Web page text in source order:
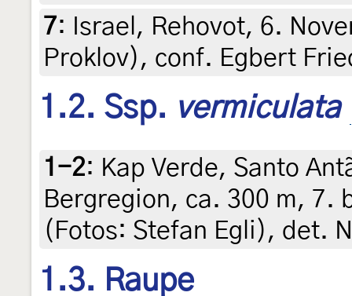
7:
Israel, Rehovot, 6.
Proklov), conf. Egbert
1.2. Ssp. vermiculata
1-2: Kap Verde, Santo
Bergregion, ca. 300 m, 7.
(Fotos: Stefan Egli), det.
1.3. Raupe